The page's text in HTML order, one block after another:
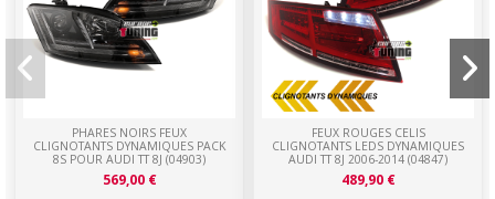
PHARES NOIRS FEUX
CLIGNOTANTS DYNAMIQUES PACK
8S POUR AUDI TT 8J (04903)
569,00 €
FEUX ROUGES CELIS
CLIGNOTANTS LEDS DYNAMIQUES
AUDI TT 8J 2006-2014 (04847)
489,90 €